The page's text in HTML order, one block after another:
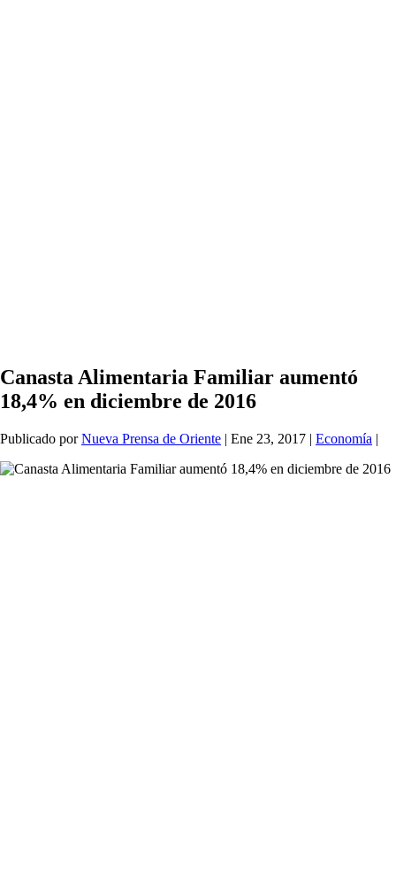
Canasta Alimentaria Familiar aumentó
18,4% en diciembre de 2016
Publicado porNueva Prensa de Oriente | Ene 23, 2017 | Economía |